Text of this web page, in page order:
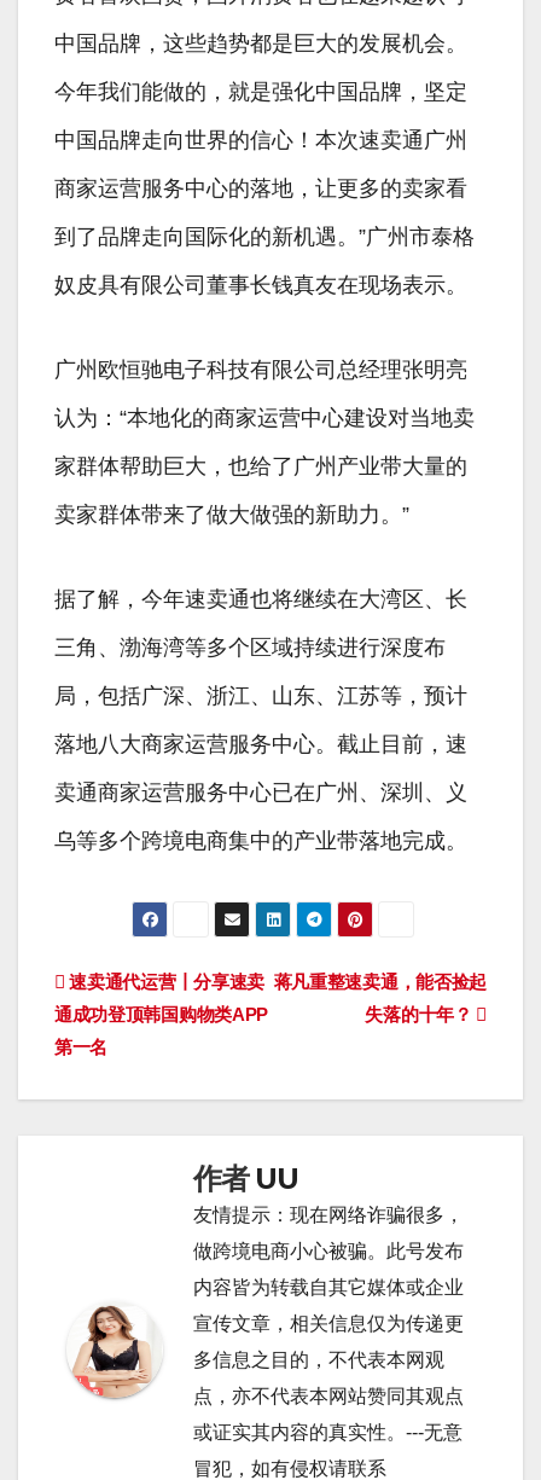
中国品牌，这些趋势都是巨大的发展机会。
今年我们能做的，就是强化中国品牌，坚定
中国品牌走向世界的信心！本次速卖通广州
商家运营服务中心的落地，让更多的卖家看
到了品牌走向国际化的新机遇。”广州市泰格
奴皮具有限公司董事长钱真友在现场表示。
广州欧恒驰电子科技有限公司总经理张明亮
认为：“本地化的商家运营中心建设对当地卖
家群体帮助巨大，也给了广州产业带大量的
卖家群体带来了做大做强的新助力。”
据了解，今年速卖通也将继续在大湾区、长
三角、渤海湾等多个区域持续进行深度布
局，包括广深、浙江、山东、江苏等，预计
落地八大商家运营服务中心。截止目前，速
卖通商家运营服务中心已在广州、深圳、义
乌等多个跨境电商集中的产业带落地完成。
文
章
导
蒋凡重整速卖通，能否捡起
失落的十年？
速卖通代运营丨分享速卖
通成功登顶韩国购物类APP
第一名
作者 UU
友情提示：现在网络诈骗很多，
做跨境电商小心被骗。此号发布
内容皆为转载自其它媒体或企业
宣传文章，相关信息仅为传递更
多信息之目的，不代表本网观
点，亦不代表本网站赞同其观点
或证实其内容的真实性。---无意
冒犯，如有侵权请联系